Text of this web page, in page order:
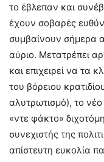
το έβλεπαν και
έχουν σοβαρές
συμβαίνουν σήμερα
αύριο. Μετατρέπει
και επιχειρεί να τα
του βόρειου
αλυτρωτισμό), το
«ντε φάκτο»
συνεχιστής της
απίστευτη ευκολία